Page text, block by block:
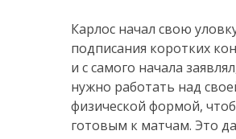
Карлос начал свою
подписания коротких
и с самого начала
нужно работать над
физической формой,
готовым к матчам. Это